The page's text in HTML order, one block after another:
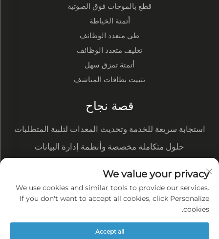
قطع بالموجات فوق الصوتية
أتمتة الخياطة
طي متعدد الوظائف
تغليف متعدد الوظائف
أتمتة تمزق سهل
تثبيت بطاقات المناشف
قصة نجاح
استجابة سريعة للخدمة وتحديث المعدات لتلبية المتطلبات
الجديدة
حلول متكاملة مخصصة وأنظمة إدارة البيانات
كبيرة من العملاء
ومرتب مع جودة متسقة
سياسة الخصوصية
We value your privacy
We use cookies and similar tools to provide our services.
If you don't want to accept all cookies, click Personalize
cookies.
Accept all